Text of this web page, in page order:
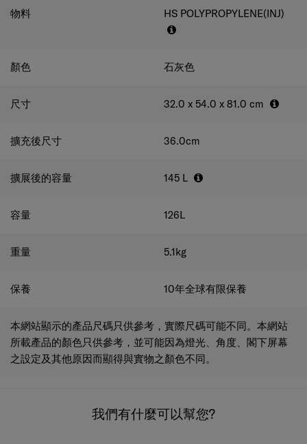
物料 HS POLYPROPYLENE(INJ)
顏色 石灰色
尺寸 32.0 x 54.0 x 81.0 cm
擴充後尺寸 36.0cm
擴展後的容量 145 L
容量 126L
重量 5.1kg
保養 10年全球有限保養
本網站顯示的產品尺碼只供參考，實際尺碼可能不同。本網站
所載產品的顏色只供參考，並可能因為燈光、角度、閣下屏幕
之設定及其他原因而顯得與實物之顏色不同。
我們有什麼可以幫您?